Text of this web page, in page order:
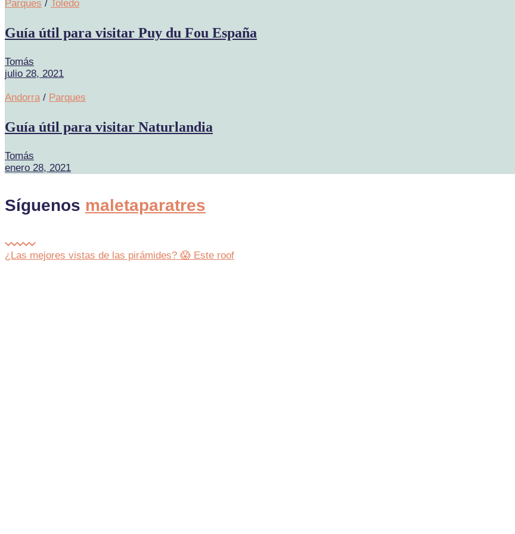
Parques / Toledo
Guía útil para visitar Puy du Fou España
Tomás
julio 28, 2021
Andorra / Parques
Guía útil para visitar Naturlandia
Tomás
enero 28, 2021
Síguenos maletaparatres
¿Las mejores vistas de las pirámides? 😱 Este roof